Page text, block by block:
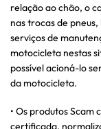
relação ao chão, o
nas trocas de
serviços de
motocicleta nestas
possível acioná-lo
da motocicleta.
• Os produtos
certificada,